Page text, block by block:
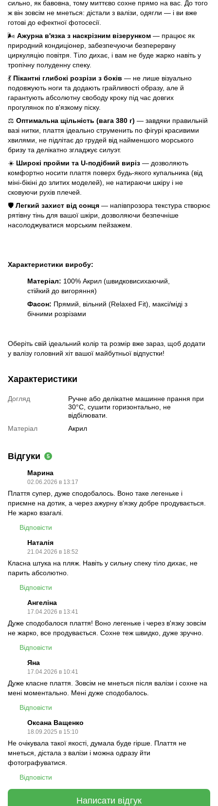
сильно, як бавовна, тому миттєво сохне прямо на вас. До того
ж він зовсім не мнеться: дістали з валізи, одягли — і ви вже
готові до ефектної фотосесії.
🌬️ Ажурна в'язка з наскрізним візерунком — працює як
природний кондиціонер, забезпечуючи безперервну
циркуляцію повітря. Тіло дихає, і вам не буде жарко навіть у
тропічну полуденну спеку.
💃 Пікантні глибокі розрізи з боків — не лише візуально
подовжують ноги та додають грайливості образу, але й
гарантують абсолютну свободу кроку під час довгих
прогулянок по в'язкому піску.
⚖️ Оптимальна щільність (вага 380 г) — завдяки правильній
вазі нитки, плаття ідеально струменить по фігурі красивими
хвилями, не підлітає до грудей від найменшого морського
бризу та делікатно згладжує силуэт.
☀️ Широкі пройми та U-подібний виріз — дозволяють
комфортно носити плаття поверх будь-якого купальника (від
міні-бікіні до злитих моделей), не натираючи шкіру і не
сковуючи рухів плечей.
🛡️ Легкий захист від сонця — напівпрозора текстура створює
рятівну тінь для вашої шкіри, дозволяючи безпечніше
насолоджуватися морським пейзажем.
Характеристики виробу:
Матеріал: 100% Акрил (швидковисихаючий,
стійкий до вигоряння)
Фасон: Прямий, вільний (Relaxed Fit), максі/міді з
бічними розрізами
Оберіть свій ідеальний колір та розмір вже зараз, щоб додати
у валізу головний хіт вашої майбутньої відпустки!
Характеристики
Догляд
Ручне або делікатне машинне прання при
30°C, сушити горизонтально, не
відбілювати.
Матеріал
Акрил
Відгуки 5
Марина
02.06.2026 в 13:17
Плаття супер, дуже сподобалось. Воно таке легеньке і
приємне на дотик, а через ажурну в'язку добре продувається.
Не жарко взагалі.
Відповісти
Наталія
21.04.2026 в 18:52
Класна штука на пляж. Навіть у сильну спеку тіло дихає, не
парить абсолютно.
Відповісти
Ангеліна
17.04.2026 в 13:41
Дуже сподобалося плаття! Воно легеньке і через в'язку зовсім
не жарко, все продувається. Сохне теж швидко, дуже зручно.
Відповісти
Яна
17.04.2026 в 10:41
Дуже класне плаття. Зовсім не мнеться після валізи і сохне на
мені моментально. Мені дуже сподобалось.
Відповісти
Оксана Ващенко
18.09.2025 в 15:10
Не очікувала такої якості, думала буде гірше. Плаття не
мнеться, дістала з валізи і можна одразу йти
фотографуватися.
Відповісти
Написати відгук